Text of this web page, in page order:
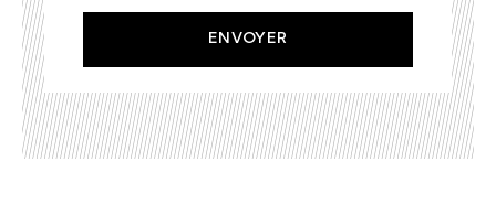
ENVOYER